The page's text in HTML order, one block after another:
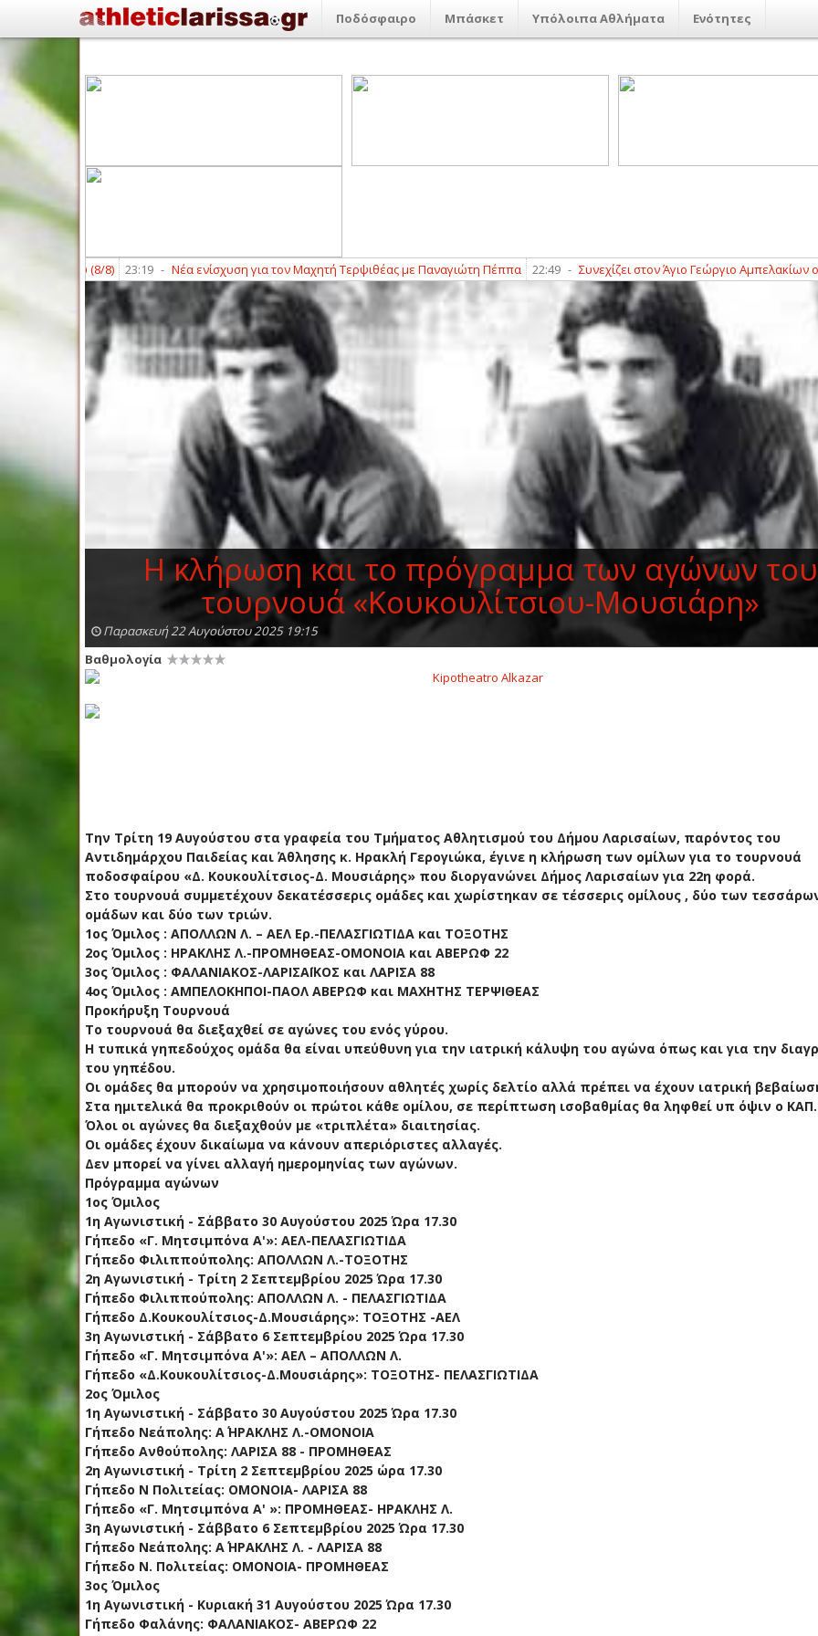
Ποδόσφαιρο Μπάσκετ Υπόλοιπα Αθλήματα Ενότητες
23:19 - Νέα ενίσχυση για τον Μαχητή Τερψιθέας με Παναγιώτη Πέππα 22:49 - Συνεχίζει στον Άγιο Γεώργιο Αμπελακίων ο
Η κλήρωση και το πρόγραμμα των αγώνων του
τουρνουά «Κουκουλίτσιου-Μουσιάρη»
Παρασκευή 22 Αυγούστου 2025 19:15
Βαθμολογία
Την Τρίτη 19 Αυγούστου στα γραφεία του Τμήματος Αθλητισμού του Δήμου Λαρισαίων, παρόντος του
Αντιδημάρχου Παιδείας και Άθλησης κ. Ηρακλή Γερογιώκα, έγινε η κλήρωση των ομίλων για το τουρνουά
ποδοσφαίρου «Δ. Κουκουλίτσιος-Δ. Μουσιάρης» που διοργανώνει Δήμος Λαρισαίων για 22η φορά.
Στο τουρνουά συμμετέχουν δεκατέσσερις ομάδες και χωρίστηκαν σε τέσσερις ομίλους , δύο των
ομάδων και δύο των τριών.
1ος Όμιλος : ΑΠΟΛΛΩΝ Λ. – ΑΕΛ Ερ.-ΠΕΛΑΣΓΙΩΤΙΔΑ και ΤΟΞΟΤΗΣ
2ος Όμιλος : ΗΡΑΚΛΗΣ Λ.-ΠΡΟΜΗΘΕΑΣ-ΟΜΟΝΟΙΑ και ΑΒΕΡΩΦ 22
3ος Όμιλος : ΦΑΛΑΝΙΑΚΟΣ-ΛΑΡΙΣΑΪΚΟΣ και ΛΑΡΙΣΑ 88
4ος Όμιλος : ΑΜΠΕΛΟΚΗΠΟΙ-ΠΑΟΛ ΑΒΕΡΩΦ και ΜΑΧΗΤΗΣ ΤΕΡΨΙΘΕΑΣ
Προκήρυξη Τουρνουά
Το τουρνουά θα διεξαχθεί σε αγώνες του ενός γύρου.
Η τυπικά γηπεδούχος ομάδα θα είναι υπεύθυνη για την ιατρική κάλυψη του αγώνα όπως και για την
του γηπέδου.
Οι ομάδες θα μπορούν να χρησιμοποιήσουν αθλητές χωρίς δελτίο αλλά πρέπει να έχουν ιατρική
Στα ημιτελικά θα προκριθούν οι πρώτοι κάθε ομίλου, σε περίπτωση ισοβαθμίας θα ληφθεί υπ όψιν ο ΚΑΠ.
Όλοι οι αγώνες θα διεξαχθούν με «τριπλέτα» διαιτησίας.
Οι ομάδες έχουν δικαίωμα να κάνουν απεριόριστες αλλαγές.
Δεν μπορεί να γίνει αλλαγή ημερομηνίας των αγώνων.
Πρόγραμμα αγώνων
1ος Όμιλος
1η Αγωνιστική - Σάββατο 30 Αυγούστου 2025 Ώρα 17.30
Γήπεδο «Γ. Μητσιμπόνα Α'»: ΑΕΛ-ΠΕΛΑΣΓΙΩΤΙΔΑ
Γήπεδο Φιλιππούπολης: ΑΠΟΛΛΩΝ Λ.-ΤΟΞΟΤΗΣ
2η Αγωνιστική - Τρίτη 2 Σεπτεμβρίου 2025 Ώρα 17.30
Γήπεδο Φιλιππούπολης: ΑΠΟΛΛΩΝ Λ. - ΠΕΛΑΣΓΙΩΤΙΔΑ
Γήπεδο Δ.Κουκουλίτσιος-Δ.Μουσιάρης»: ΤΟΞΟΤΗΣ -ΑΕΛ
3η Αγωνιστική - Σάββατο 6 Σεπτεμβρίου 2025 Ώρα 17.30
Γήπεδο «Γ. Μητσιμπόνα Α'»: ΑΕΛ – ΑΠΟΛΛΩΝ Λ.
Γήπεδο «Δ.Κουκουλίτσιος-Δ.Μουσιάρης»: ΤΟΞΟΤΗΣ- ΠΕΛΑΣΓΙΩΤΙΔΑ
2ος Όμιλος
1η Αγωνιστική - Σάββατο 30 Αυγούστου 2025 Ώρα 17.30
Γήπεδο Νεάπολης: Α΄ ΗΡΑΚΛΗΣ Λ.-ΟΜΟΝΟΙΑ
Γήπεδο Ανθούπολης: ΛΑΡΙΣΑ 88 - ΠΡΟΜΗΘΕΑΣ
2η Αγωνιστική - Τρίτη 2 Σεπτεμβρίου 2025 ώρα 17.30
Γήπεδο Ν Πολιτείας: ΟΜΟΝΟΙΑ- ΛΑΡΙΣΑ 88
Γήπεδο «Γ. Μητσιμπόνα Α' »: ΠΡΟΜΗΘΕΑΣ- ΗΡΑΚΛΗΣ Λ.
3η Αγωνιστική - Σάββατο 6 Σεπτεμβρίου 2025 Ώρα 17.30
Γήπεδο Νεάπολης: Α΄ ΗΡΑΚΛΗΣ Λ. - ΛΑΡΙΣΑ 88
Γήπεδο Ν. Πολιτείας: ΟΜΟΝΟΙΑ- ΠΡΟΜΗΘΕΑΣ
3ος Όμιλος
1η Αγωνιστική - Κυριακή 31 Αυγούστου 2025 Ώρα 17.30
Γήπεδο Φαλάνης: ΦΑΛΑΝΙΑΚΟΣ- ΑΒΕΡΩΦ 22